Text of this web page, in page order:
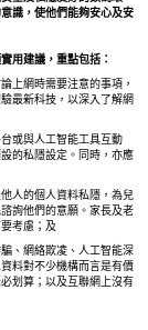
識，使他們能夠安心及安
用建議，重點包括：
上網時需要注意的事項，
最新科技，以深入了解網
或與人工智能工具互動
的私隱設定。同時，亦應
人的個人資料私隱，為兒
詢他們的意願。家長及老
考慮；及
、網絡欺凌、人工智能深
料對不少機構而言是有價
划算；以及互聯網上沒有